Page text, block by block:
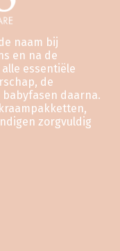
naam bij
en na de
essentiële
de
daarna.
zorgvuldig